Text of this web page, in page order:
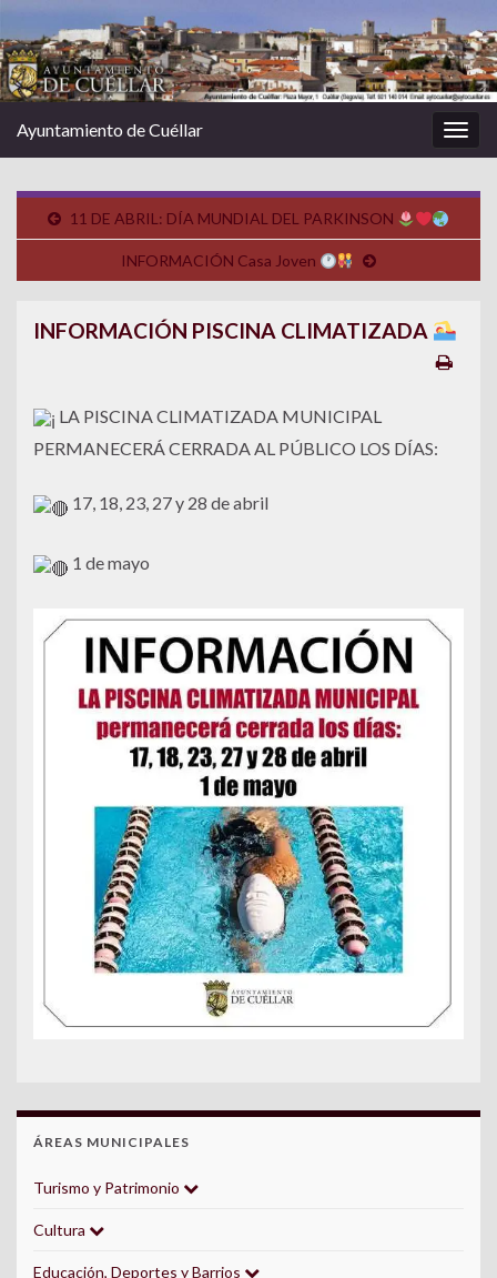
la
Ayuntamiento de Cuéllar
11 DE ABRIL: DÍA MUNDIAL DEL PARKINSON
INFORMACIÓN Casa Joven
INFORMACIÓN PISCINA CLIMATIZADA
LA PISCINA CLIMATIZADA MUNICIPAL
PERMANECERÁ CERRADA AL PÚBLICO LOS DÍAS:
17, 18, 23, 27 y 28 de abril
1 de mayo
ÁREAS MUNICIPALES
Turismo y Patrimonio
Cultura
Educación, Deportes y Barrios